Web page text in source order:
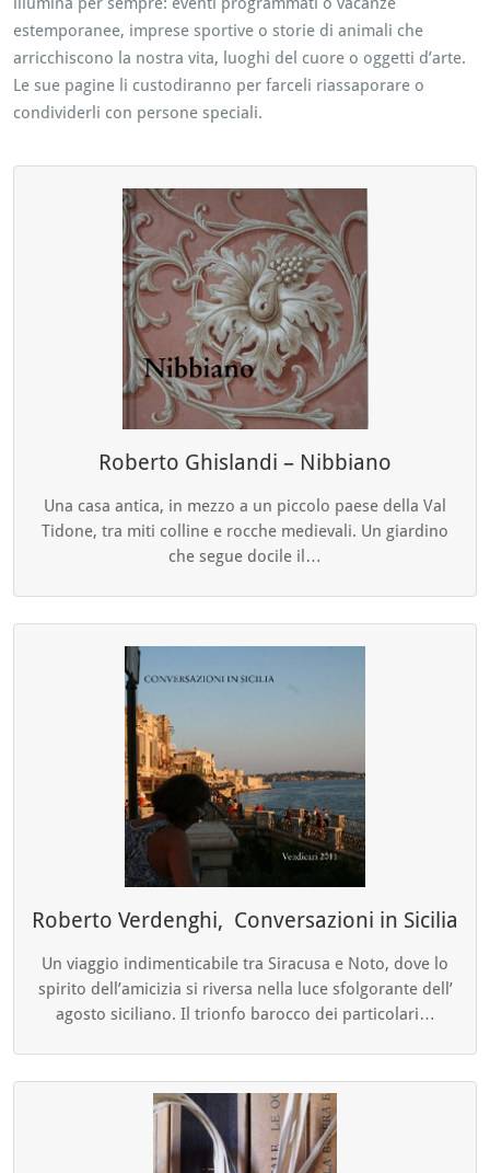
estemporanee, imprese sportive o storie di animali che
arricchiscono la nostra vita, luoghi del cuore o oggetti d’arte.
Le sue pagine li custodiranno per farceli riassaporare o
condividerli con persone speciali.
Roberto Ghislandi – Nibbiano
Una casa antica, in mezzo a un piccolo paese della Val
Tidone, tra miti colline e rocche medievali. Un giardino
che segue docile il…
Roberto Verdenghi, Conversazioni in Sicilia
Un viaggio indimenticabile tra Siracusa e Noto, dove lo
spirito dell’amicizia si riversa nella luce sfolgorante dell’
agosto siciliano. Il trionfo barocco dei particolari…